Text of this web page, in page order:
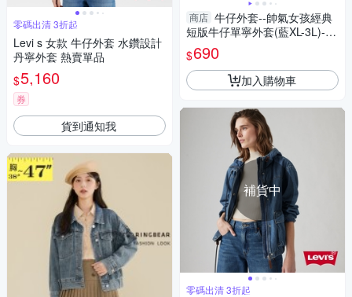
零碼出清 3折起
Levi s 女款 牛仔外套 水鑽設計
丹寧外套 熱賣單品
$5,160
券
貨到通知我
商店 牛仔外套--帥氣女孩經典
短版牛仔單寧外套(藍XL-3L)-J3
76眼圈熊中大尺碼
$690
加入購物車
補貨中
零碼出清 3折起